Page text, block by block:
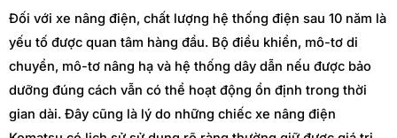
Đối với xe nâng điện, chất lượng hệ thống điện sau 10 năm là
yếu tố được quan tâm hàng đầu. Bộ điều khiển, mô-tơ di
chuyển, mô-tơ nâng hạ và hệ thống dây dẫn nếu được bảo
dưỡng đúng cách vẫn có thể hoạt động ổn định trong thời
gian dài. Đây cũng là lý do những chiếc xe nâng điện